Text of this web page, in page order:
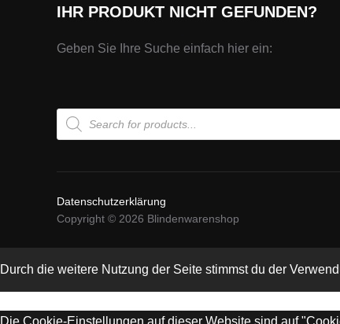
IHR PRODUKT NICHT GEFUNDEN?
Geben Sie Ihre Suche einfach hier ein:
Products
search
Datenschutzerklärung
Copyright © 2026 Blindenwarenshop
Durch die weitere Nutzung der Seite stimmst du der